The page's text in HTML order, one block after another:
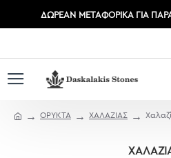
ΔΩΡΕΆΝ ΜΕΤΑΦΟΡΙΚΆ ΓΙΑ
ΟΡΥΚΤΑ ΧΑΛΑΖΙΑΣ